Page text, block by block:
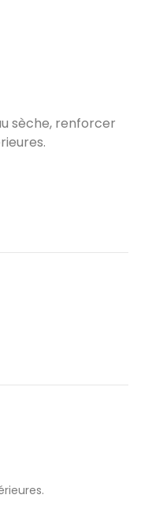
sèche, renforcer